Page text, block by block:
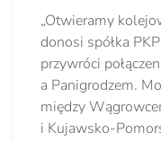
„Otwieramy
donosi spółka
przywróci
a Panigrodzem.
między
i Kujawsko-